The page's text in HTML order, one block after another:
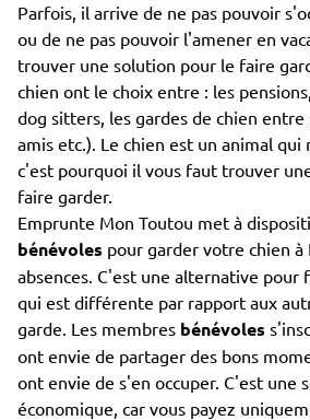
Parfois, il arrive de ne pas pouvoir
ou de ne pas pouvoir l'amener en
trouver une solution pour le faire
chien ont le choix entre : les
dog sitters, les gardes de chien
amis etc.). Le chien est un animal
c'est pourquoi il vous faut trouver
faire garder.
Emprunte Mon Toutou met à
bénévoles pour garder votre chien à
absences. C'est une alternative pour
qui est différente par rapport aux
garde. Les membres bénévoles
ont envie de partager des bons
ont envie de s'en occuper. C'est une
économique, car vous payez